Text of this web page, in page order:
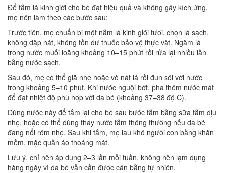
Để tắm lá kinh giới cho bé đạt hiệu quả và không gây kích ứng,
mẹ nên làm theo các bước sau:
Trước tiên, mẹ chuẩn bị một nắm lá kinh giới tươi, chọn lá sạch,
không dập nát, không tồn dư thuốc bảo vệ thực vật. Ngâm lá
trong nước muối loãng khoảng 10–15 phút rồi rửa lại nhiều lần
bằng nước sạch.
Sau đó, mẹ có thể giã nhẹ hoặc vò nát lá rồi đun sôi với nước
trong khoảng 5–10 phút. Khi nước nguội bớt, pha thêm nước mát
để đạt nhiệt độ phù hợp với da bé (khoảng 37–38 độ C).
Dùng nước này để tắm lại cho bé sau bước tắm bằng sữa tắm dịu
nhẹ, hoặc có thể dùng thay nước tắm thông thường nếu da bé
đang nổi rôm nhẹ. Sau khi tắm, mẹ lau khô người con bằng khăn
mềm, mặc quần áo thoáng mát.
Lưu ý, chỉ nên áp dụng 2–3 lần mỗi tuần, không nên lạm dụng
hàng ngày vì da bé vẫn cần được cân bằng tự nhiên.